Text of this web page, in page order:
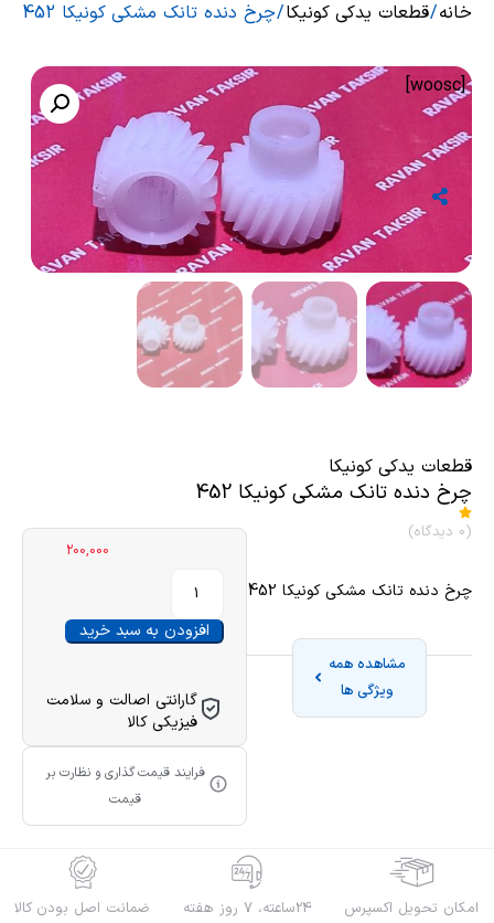
خانه/قطعات یدکی کونیکا/ چرخ دنده تانک مشکی کونیکا 452
[woosc]
قطعات یدکی کونیکا
چرخ دنده تانک مشکی کونیکا 452
(0 دیدگاه)
چرخ دنده تانک مشکی کونیکا 452
مشاهده همه
ویژگی ها
200,000
افزودن به سبد خرید
گارانتی اصالت و سلامت
فیزیکی کالا
فرایند قیمت گذاری و نظارت بر
قیمت
امکان تحویل اکسپرس 24ساعته، 7 روز هفته ضمانت اصل بودن کالا